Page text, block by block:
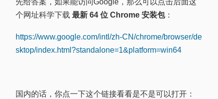
先给答案，如果能访问Google，那么可以点击后面这
个网址科学下载 最新 64 位 Chrome 安装包：
https://www.google.com/intl/zh-CN/chrome/browser/de
sktop/index.html?standalone=1&platform=win64
国内的话，你点一下这个链接看看是不是可以打开：